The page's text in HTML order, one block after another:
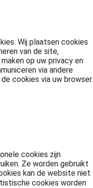
Wij plaatsen cookies
van de site,
op uw privacy en
via andere
cookies via uw browser.
cookies zijn
Ze worden gebruikt
kan de website niet
cookies worden